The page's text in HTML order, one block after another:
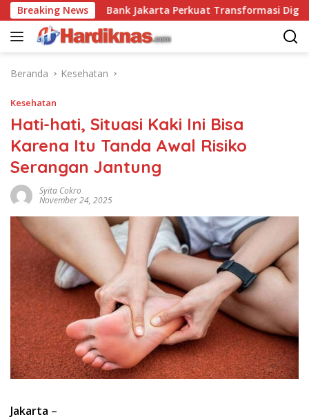
Langsung
ke
konten
Breaking NewsBank Jakarta Perkuat Transformasi Digital lewat
Beranda Kesehatan
Kesehatan
Hati-hati, Situasi Kaki Ini Bisa
Karena Itu Tanda Awal Risiko
Serangan Jantung
Syita Cokro
November 24, 2025
Jakarta –